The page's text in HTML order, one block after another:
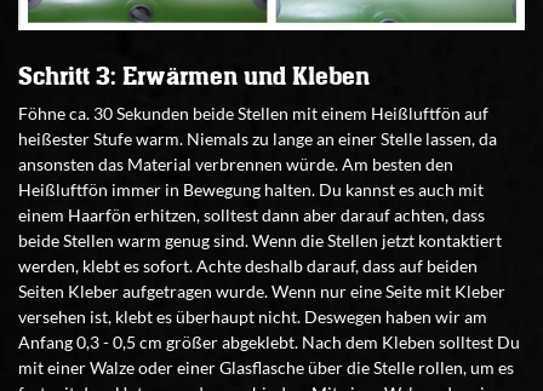
Schritt 3: Erwärmen und Kleben
Föhne ca. 30 Sekunden beide Stellen mit einem Heißluftfön auf
heißester Stufe warm. Niemals zu lange an einer Stelle lassen, da
ansonsten das Material verbrennen würde. Am besten den
Heißluftfön immer in Bewegung halten. Du kannst es auch mit
einem Haarfön erhitzen, solltest dann aber darauf achten, dass
beide Stellen warm genug sind. Wenn die Stellen jetzt kontaktiert
werden, klebt es sofort. Achte deshalb darauf, dass auf beiden
Seiten Kleber aufgetragen wurde. Wenn nur eine Seite mit Kleber
versehen ist, klebt es überhaupt nicht. Deswegen haben wir am
Anfang 0,3 - 0,5 cm größer abgeklebt. Nach dem Kleben solltest Du
mit einer Walze oder einer Glasflasche über die Stelle rollen, um es